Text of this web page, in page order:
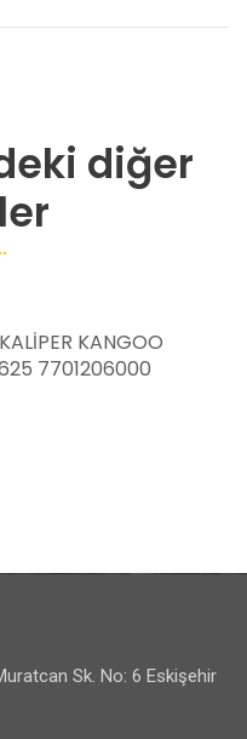
diğer
KANGOO
7701206000
Sk. No: 6 Eskişehir